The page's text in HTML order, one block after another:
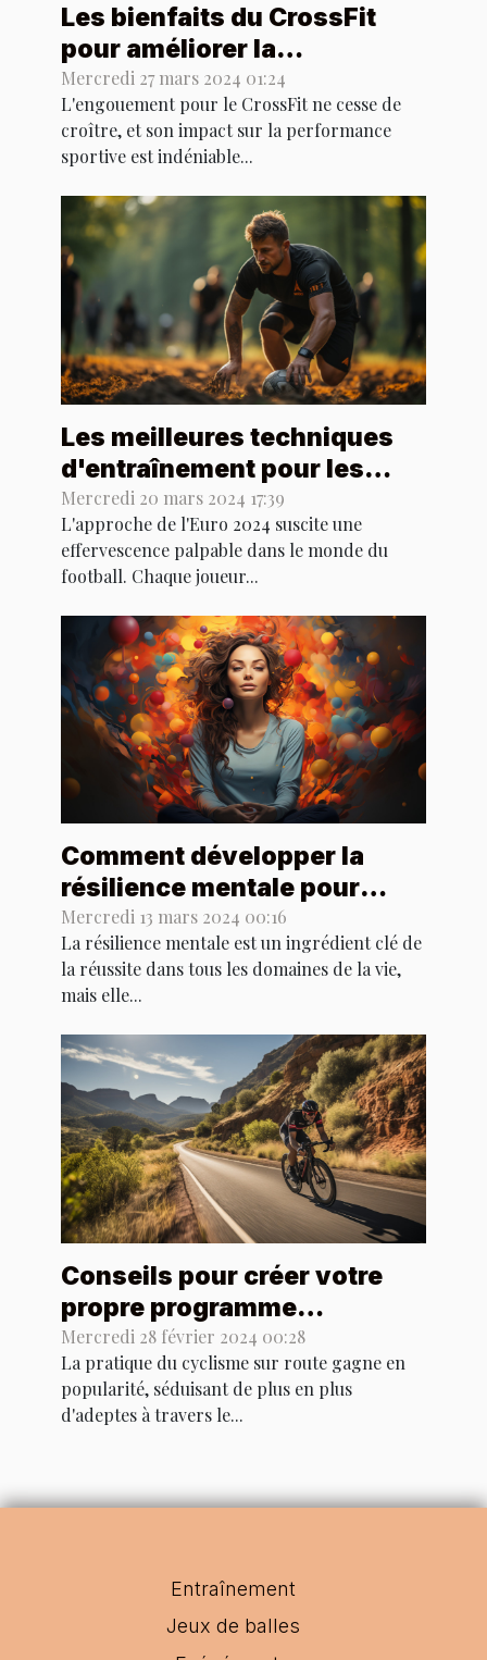
Les bienfaits du CrossFit
pour améliorer la
performance dans les
sports collectifs
Mercredi 27 mars 2024 01:24
L'engouement pour le CrossFit ne cesse de
croître, et son impact sur la performance
sportive est indéniable...
Les meilleures techniques
d'entraînement pour les
footballeurs en préparation
de l'Euro 2024
Mercredi 20 mars 2024 17:39
L'approche de l'Euro 2024 suscite une
effervescence palpable dans le monde du
football. Chaque joueur...
Comment développer la
résilience mentale pour
exceller dans le sport
Mercredi 13 mars 2024 00:16
La résilience mentale est un ingrédient clé de
la réussite dans tous les domaines de la vie,
mais elle...
Conseils pour créer votre
propre programme
d'entraînement cycliste sur
route personnalisé
Mercredi 28 février 2024 00:28
La pratique du cyclisme sur route gagne en
popularité, séduisant de plus en plus
d'adeptes à travers le...
Entraînement
Jeux de balles